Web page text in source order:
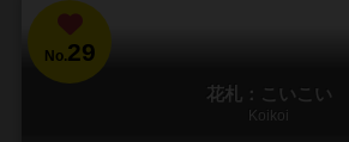
No.29
花札：こいこい
Koikoi